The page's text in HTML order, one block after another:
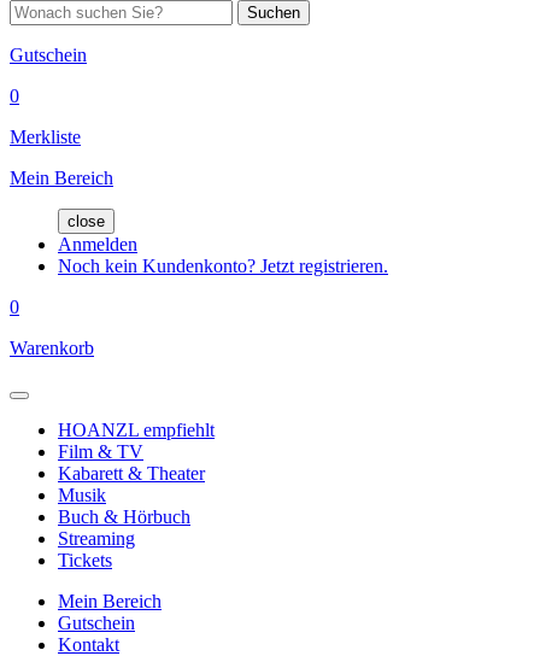
Suchen
Gutschein
0
Merkliste
Mein Bereich
close
Anmelden
Noch kein Kundenkonto? Jetzt registrieren.
0
Warenkorb
HOANZL empfiehlt
Film & TV
Kabarett & Theater
Musik
Buch & Hörbuch
Streaming
Tickets
Mein Bereich
Gutschein
Kontakt